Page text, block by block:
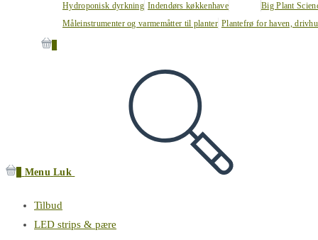
Hydroponisk dyrkning Indendørs køkkenhave
Big Plant
Måleinstrumenter og varmemåtter til planter Plantefrø for haven,
Menu Luk
Tilbud
LED strips & pære